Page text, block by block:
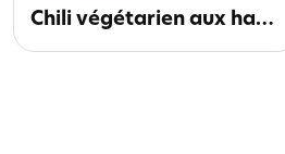
Chili végétarien aux haricots noirs